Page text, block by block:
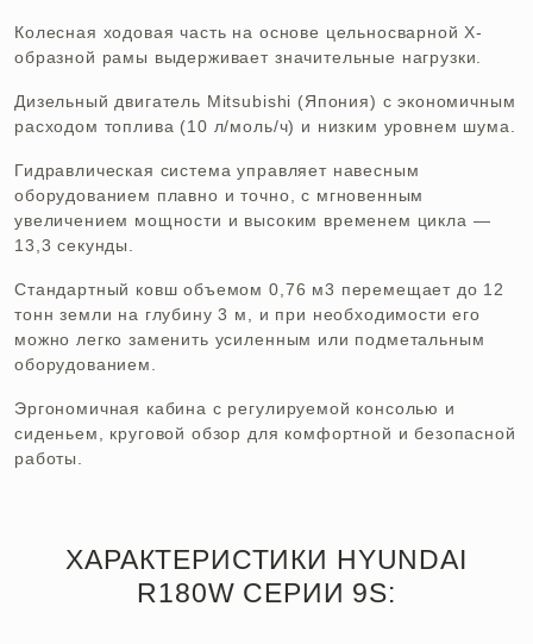
Колесная ходовая часть на основе цельносварной Х-
образной рамы выдерживает значительные нагрузки.
Дизельный двигатель Mitsubishi (Япония) с экономичным
расходом топлива (10 л/моль/ч) и низким уровнем шума.
Гидравлическая система управляет навесным
оборудованием плавно и точно, с мгновенным
увеличением мощности и высоким временем цикла —
13,3 секунды.
Стандартный ковш объемом 0,76 м3 перемещает до 12
тонн земли на глубину 3 м, и при необходимости его
можно легко заменить усиленным или подметальным
оборудованием.
Эргономичная кабина с регулируемой консолью и
сиденьем, круговой обзор для комфортной и безопасной
работы.
ХАРАКТЕРИСТИКИ HYUNDAI
R180W СЕРИИ 9S: